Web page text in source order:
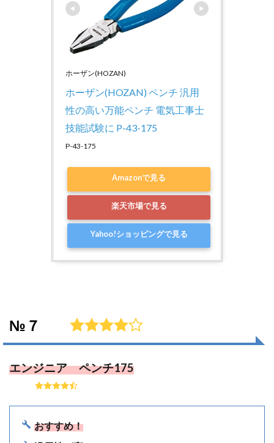
ホーザン(HOZAN)
ホーザン(HOZAN) ペンチ 汎用
性の高い万能ペンチ 電気工事士
技能試験に P-43-175
P-43-175
Amazonで見る
楽天市場で見る
Yahoo!ショッピングで見る
№７
エンジニア ペンチ175
おすすめ！